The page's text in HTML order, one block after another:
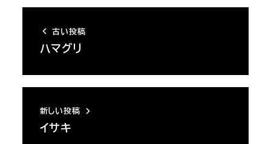
古い投稿
ハマグリ
新しい投稿
イサキ